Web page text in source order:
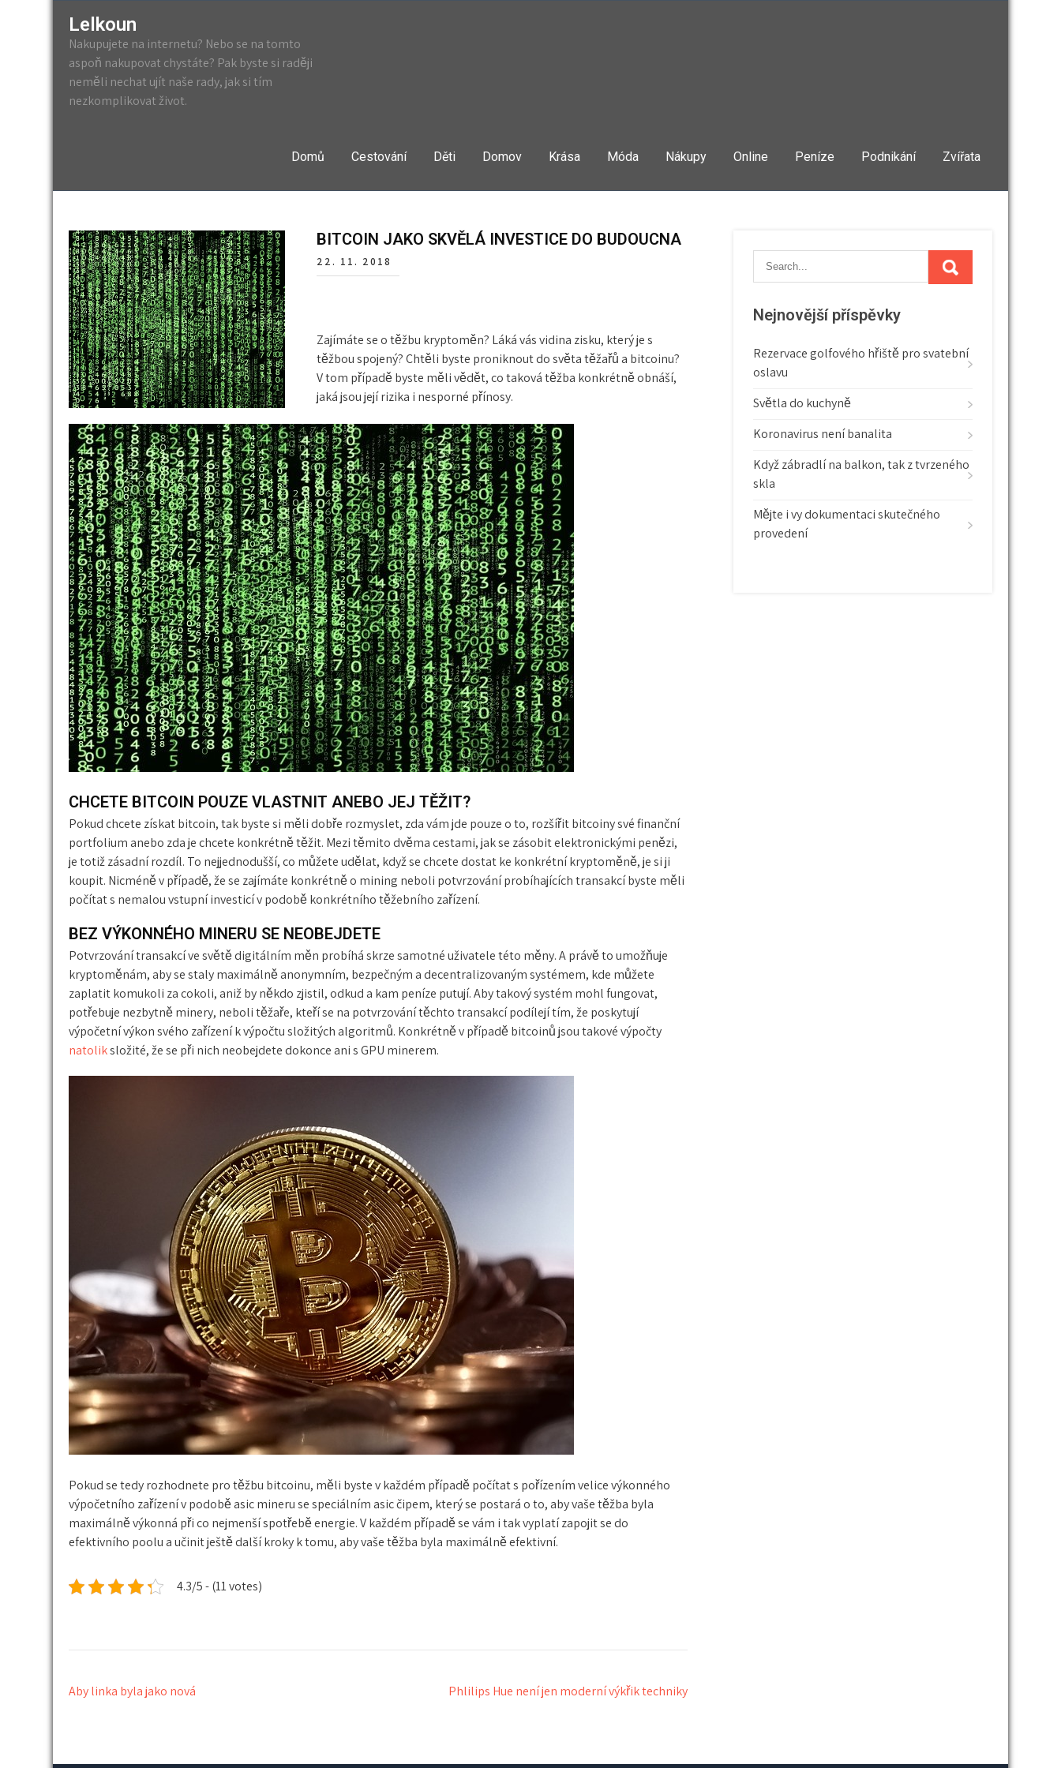
Lelkoun
Nakupujete na internetu? Nebo se na tomto
aspoň nakupovat chystáte? Pak byste si raději
neměli nechat ujít naše rady, jak si tím
nezkomplikovat život.
Domů Cestování Děti Domov Krása Móda Nákupy Online Peníze Podnikání Zvířata
BITCOIN JAKO SKVĚLÁ INVESTICE DO BUDOUCNA
22. 11. 2018
Zajímáte se o těžbu kryptoměn? Láká vás vidina zisku, který je s
těžbou spojený? Chtěli byste proniknout do světa těžařů a bitcoinu?
V tom případě byste měli vědět, co taková těžba konkrétně obnáší,
jaká jsou její rizika i nesporné přínosy.
CHCETE BITCOIN POUZE VLASTNIT ANEBO JEJ TĚŽIT?
Pokud chcete získat bitcoin, tak byste si měli dobře rozmyslet, zda vám jde pouze o to, rozšířit bitcoiny své finanční
portfolium anebo zda je chcete konkrétně těžit. Mezi těmito dvěma cestami, jak se zásobit elektronickými penězi,
je totiž zásadní rozdíl. To nejjednodušší, co můžete udělat, když se chcete dostat ke konkrétní kryptoměně, je si ji
koupit. Nicméně v případě, že se zajímáte konkrétně o mining neboli potvrzování probíhajících transakcí byste měli
počítat s nemalou vstupní investicí v podobě konkrétního těžebního zařízení.
BEZ VÝKONNÉHO MINERU SE NEOBEJDETE
Potvrzování transakcí ve světě digitálním měn probíhá skrze samotné uživatele této měny. A právě to umožňuje
kryptoměnám, aby se staly maximálně anonymním, bezpečným a decentralizovaným systémem, kde můžete
zaplatit komukoli za cokoli, aniž by někdo zjistil, odkud a kam peníze putují. Aby takový systém mohl fungovat,
potřebuje nezbytně minery, neboli těžaře, kteří se na potvrzování těchto transakcí podílejí tím, že poskytují
výpočetní výkon svého zařízení k výpočtu složitých algoritmů. Konkrétně v případě bitcoinů jsou takové výpočty
natoliksložité, že se při nich neobejdete dokonce ani s GPU minerem.
Pokud se tedy rozhodnete pro těžbu bitcoinu, měli byste v každém případě počítat s pořízením velice výkonného
výpočetního zařízení v podobě asic mineru se speciálním asic čipem, který se postará o to, aby vaše těžba byla
maximálně výkonná při co nejmenší spotřebě energie. V každém případě se vám i tak vyplatí zapojit se do
efektivního poolu a učinit ještě další kroky k tomu, aby vaše těžba byla maximálně efektivní.
4.3/5 - (11 votes)
Navigace
Aby linka byla jako nová Phlilips Hue není jen moderní výkřik techniky
Nejnovější příspěvky
Rezervace golfového hřiště pro svatební
oslavu
Světla do kuchyně
Koronavirus není banalita
Když zábradlí na balkon, tak z tvrzeného
skla
Mějte i vy dokumentaci skutečného
provedení